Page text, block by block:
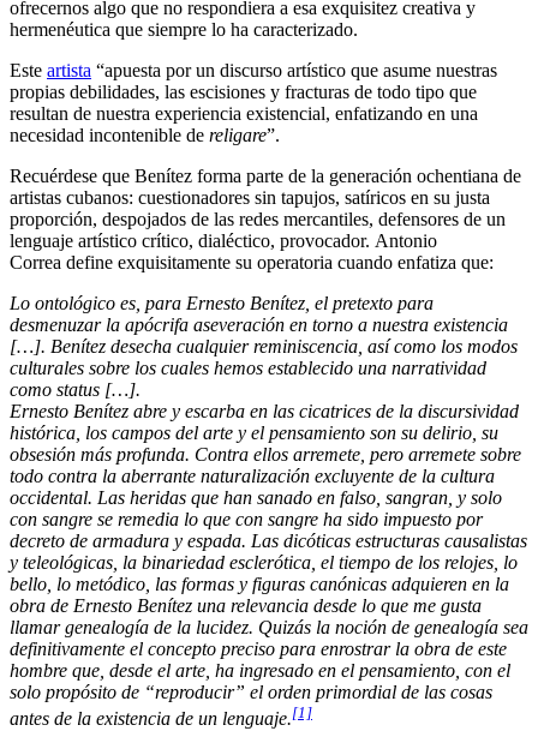
ofrecernos algo que no respondiera a esa exquisitez creativa y
hermenéutica que siempre lo ha caracterizado.
Este artista “apuesta por un discurso artístico que asume nuestras
propias debilidades, las escisiones y fracturas de todo tipo que
resultan de nuestra experiencia existencial, enfatizando en una
necesidad incontenible de religare”.
Recuérdese que Benítez forma parte de la generación ochentiana de
artistas cubanos: cuestionadores sin tapujos, satíricos en su justa
proporción, despojados de las redes mercantiles, defensores de un
lenguaje artístico crítico, dialéctico, provocador. Antonio
Correa define exquisitamente su operatoria cuando enfatiza que:
Lo ontológico es, para Ernesto Benítez, el pretexto para
desmenuzar la apócrifa aseveración en torno a nuestra existencia
[…]. Benítez desecha cualquier reminiscencia, así como los modos
culturales sobre los cuales hemos establecido una narratividad
como status […].
Ernesto Benítez abre y escarba en las cicatrices de la discursividad
histórica, los campos del arte y el pensamiento son su delirio, su
obsesión más profunda. Contra ellos arremete, pero arremete sobre
todo contra la aberrante naturalización excluyente de la cultura
occidental. Las heridas que han sanado en falso, sangran, y solo
con sangre se remedia lo que con sangre ha sido impuesto por
decreto de armadura y espada. Las dicóticas estructuras causalistas
y teleológicas, la binariedad esclerótica, el tiempo de los relojes, lo
bello, lo metódico, las formas y figuras canónicas adquieren en la
obra de Ernesto Benítez una relevancia desde lo que me gusta
llamar genealogía de la lucidez. Quizás la noción de genealogía sea
definitivamente el concepto preciso para enrostrar la obra de este
hombre que, desde el arte, ha ingresado en el pensamiento, con el
solo propósito de “reproducir” el orden primordial de las cosas
antes de la existencia de un lenguaje.[1]